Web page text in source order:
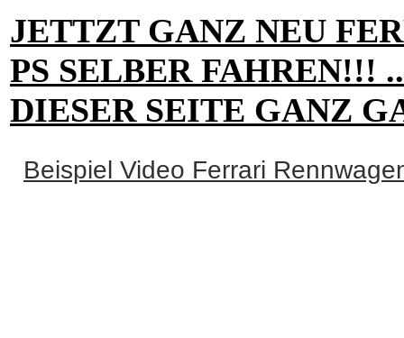
JETTZT GANZ NEU
PS SELBER FAHREN!!!
DIESER SEITE GANZ
Beispiel Video Ferrari